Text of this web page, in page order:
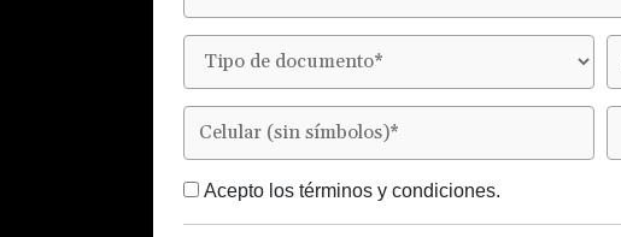
Acepto los términos y condiciones.